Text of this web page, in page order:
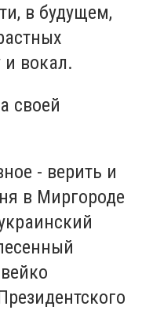
в будущем,
и вокал.
своей
- верить и
в Миргороде